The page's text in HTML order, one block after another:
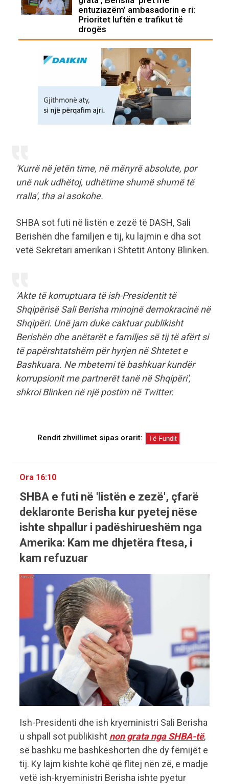
entuziazëm’ ambasadorin e ri:
Prioritet luftën e trafikut të
drogës
'Kurrë në jetën time, në mënyrë absolute, por
unë nuk udhëtoj, udhëtime shumë shumë të
rralla', tha ai asokohe.
SHBA sot futi në listën e zezë të DASH, Sali
Berishën dhe familjen e tij, ku lajmin e dha sot
vetë Sekretari amerikan i Shtetit Antony Blinken.
'Akte të korruptuara të ish-Presidentit të
Shqipërisë Sali Berisha minojnë demokracinë në
Shqipëri. Unë jam duke caktuar publikisht
Berishën dhe anëtarët e familjes së tij të afërt si
të papërshtatshëm për hyrjen në Shtetet e
Bashkuara. Ne mbetemi të bashkuar kundër
korrupsionit me partnerët tanë në Shqipëri',
shkroi Blinken në një postim në Twitter.
Rendit zhvillimet sipas orarit:
Ora 16:10
SHBA e futi në 'listën e zezë', çfarë
deklaronte Berisha kur pyetej nëse
ishte shpallur i padëshirueshëm nga
Amerika: Kam me dhjetëra ftesa, i
kam refuzuar
Ish-Presidenti dhe ish kryeministri Sali Berisha
u shpall sot publikisht non grata nga SHBA-të,
së bashku me bashkëshorten dhe dy fëmijët e
tij. Ky lajm kishte kohë që flitej nën zë, e madje
vetë ish-kryeministri Berisha ishte pyetur